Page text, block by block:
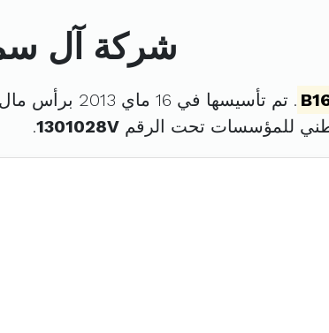
شركة آل
. تم تأسيسها في 16 ماي 2013 برأس مال قدره
للمؤسسات تحت الرقم 1301028V
.